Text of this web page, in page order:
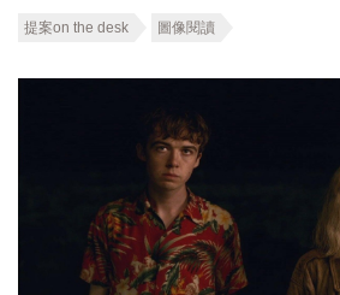
提案on the desk 圖像閱讀